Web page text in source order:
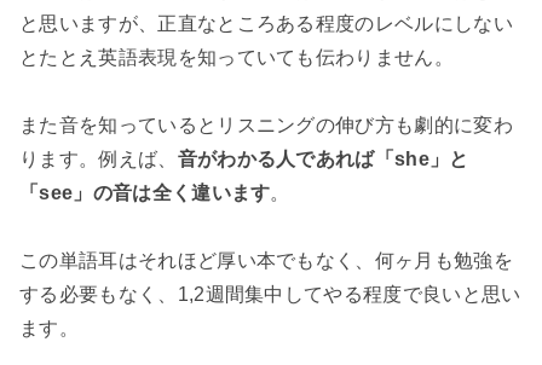
と思いますが、正直なところある程度のレベルにしない
とたとえ英語表現を知っていても伝わりません。
また音を知っているとリスニングの伸び方も劇的に変わ
ります。例えば、 音がわかる人であれば「she」と
「see」の音は全く違います。
この単語耳はそれほど厚い本でもなく、何ヶ月も勉強を
する必要もなく、1,2週間集中してやる程度で良いと思い
ます。